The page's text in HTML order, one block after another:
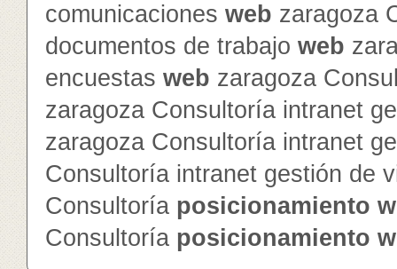
comunicaciones web zaragoza
documentos de trabajo web
encuestas web zaragoza
zaragoza Consultoría intranet
zaragoza Consultoría intranet
Consultoría intranet gestión de
Consultoría posicionamiento
Consultoría posicionamiento